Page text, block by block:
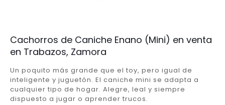
Cachorros de Caniche Enano (Mini) en venta
en Trabazos, Zamora
Un poquito más grande que el toy, pero igual de
inteligente y juguetón. El caniche mini se adapta a
cualquier tipo de hogar. Alegre, leal y siempre
dispuesto a jugar o aprender trucos.